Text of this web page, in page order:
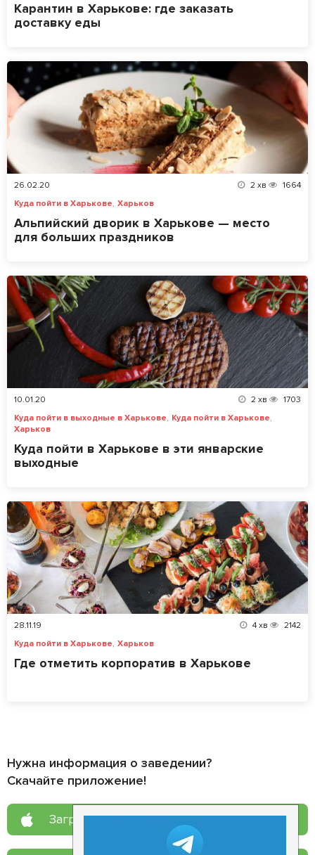
Карантин в Харькове: где заказать
доставку еды
26.02.20 2 хв
1664
Куда пойти в Харькове, Харьков
Альпийский дворик в Харькове — место
для больших праздников
10.01.20 2 хв
1703
Куда пойти в выходные в Харькове, Куда пойти в Харькове,
Харьков
Куда пойти в Харькове в эти январские
выходные
28.11.19 4 хв
2142
Куда пойти в Харькове, Харьков
Где отметить корпоратив в Харькове
Нужна информация о заведении?
Скачайте приложение!
Загрузите в App Store